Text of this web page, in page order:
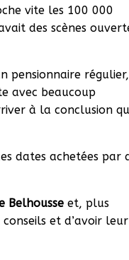
vite les 100 000
des scènes
pensionnaire régulier,
avec beaucoup
à la conclusion
dates achetées par
Belhousse et, plus
et d’avoir leur